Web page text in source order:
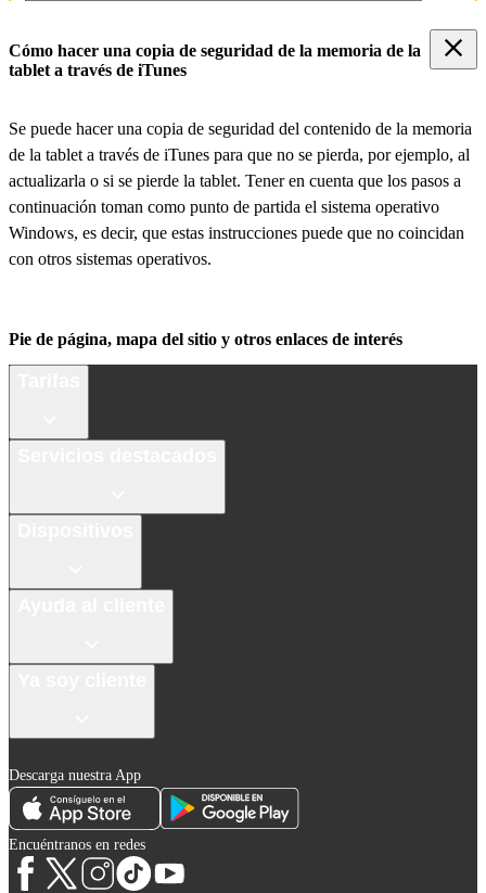
Cómo hacer una copia de seguridad de la memoria de la
tablet a través de iTunes
Se puede hacer una copia de seguridad del contenido de la memoria
de la tablet a través de iTunes para que no se pierda, por ejemplo, al
actualizarla o si se pierde la tablet. Tener en cuenta que los pasos a
continuación toman como punto de partida el sistema operativo
Windows, es decir, que estas instrucciones puede que no coincidan
con otros sistemas operativos.
Pie de página, mapa del sitio y otros enlaces de interés
Descarga nuestra App
Encuéntranos en redes